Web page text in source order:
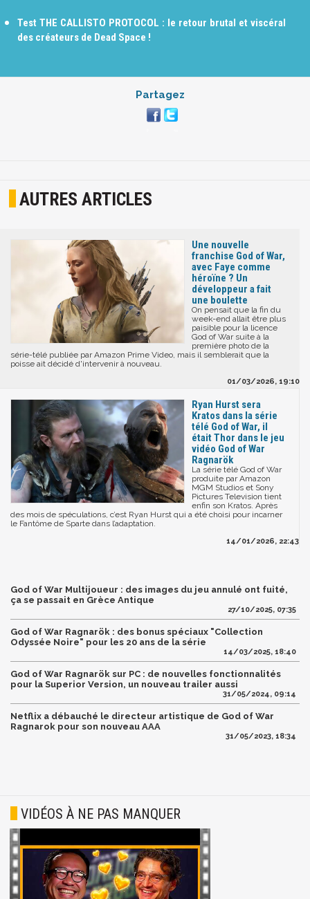
Test THE CALLISTO PROTOCOL : le retour brutal et viscéral
des créateurs de Dead Space !
Partagez
AUTRES ARTICLES
Une nouvelle
franchise God of War,
avec Faye comme
héroïne ? Un
développeur a fait
une boulette
On pensait que la fin du
week-end allait être plus
paisible pour la licence
God of War suite à la
première photo de la
série-télé publiée par Amazon Prime Video, mais il semblerait que la
poisse ait décidé d'intervenir à nouveau.
01/03/2026, 19:10
Ryan Hurst sera
Kratos dans la série
télé God of War, il
était Thor dans le jeu
vidéo God of War
Ragnarök
La série télé God of War
produite par Amazon
MGM Studios et Sony
Pictures Television tient
enfin son Kratos. Après
des mois de spéculations, c’est Ryan Hurst qui a été choisi pour incarner
le Fantôme de Sparte dans l’adaptation.
14/01/2026, 22:43
God of War Multijoueur : des images du jeu annulé ont fuité,
ça se passait en Grèce Antique
27/10/2025, 07:35
God of War Ragnarök : des bonus spéciaux "Collection
Odyssée Noire" pour les 20 ans de la série
14/03/2025, 18:40
God of War Ragnarök sur PC : de nouvelles fonctionnalités
pour la Superior Version, un nouveau trailer aussi
31/05/2024, 09:14
Netflix a débauché le directeur artistique de God of War
Ragnarok pour son nouveau AAA
31/05/2023, 18:34
VIDÉOS À NE PAS MANQUER